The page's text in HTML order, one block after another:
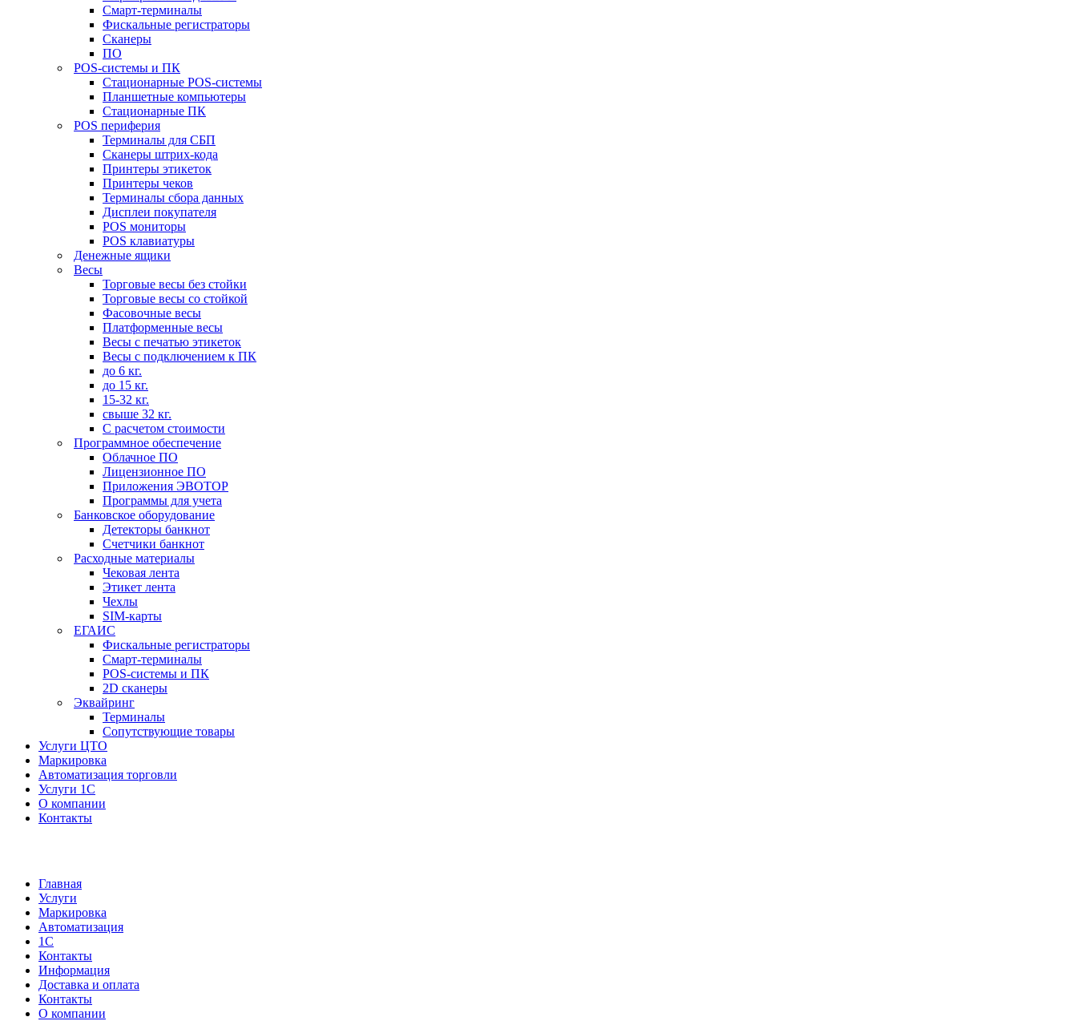
Смарт-терминалы
Фискальные регистраторы
Сканеры
ПО
POS-системы и ПК
Стационарные POS-системы
Планшетные компьютеры
Стационарные ПК
POS периферия
Терминалы для СБП
Сканеры штрих-кода
Принтеры этикеток
Принтеры чеков
Терминалы сбора данных
Дисплеи покупателя
POS мониторы
POS клавиатуры
Денежные ящики
Весы
Торговые весы без стойки
Торговые весы со стойкой
Фасовочные весы
Платформенные весы
Весы с печатью этикеток
Весы с подключением к ПК
до 6 кг.
до 15 кг.
15-32 кг.
свыше 32 кг.
С расчетом стоимости
Программное обеспечение
Облачное ПО
Лицензионное ПО
Приложения ЭВОТОР
Программы для учета
Банковское оборудование
Детекторы банкнот
Счетчики банкнот
Расходные материалы
Чековая лента
Этикет лента
Чехлы
SIM-карты
ЕГАИС
Фискальные регистраторы
Смарт-терминалы
POS-системы и ПК
2D сканеры
Эквайринг
Терминалы
Сопутствующие товары
Услуги ЦТО
Маркировка
Автоматизация торговли
Услуги 1С
О компании
Контакты
Главная
Услуги
Маркировка
Автоматизация
1С
Контакты
Информация
Доставка и оплата
Контакты
О компании